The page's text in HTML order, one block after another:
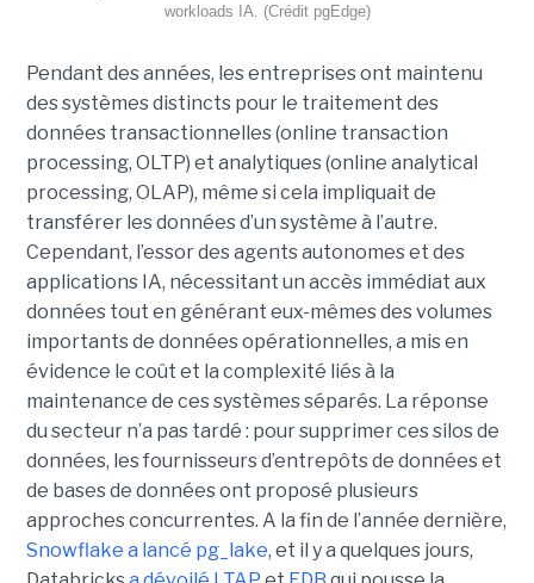
workloads IA. (Crédit pgEdge)
Pendant des années, les entreprises ont maintenu
des systèmes distincts pour le traitement des
données transactionnelles (online transaction
processing, OLTP) et analytiques (online analytical
processing, OLAP), même si cela impliquait de
transférer les données d’un système à l’autre.
Cependant, l’essor des agents autonomes et des
applications IA, nécessitant un accès immédiat aux
données tout en générant eux-mêmes des volumes
importants de données opérationnelles, a mis en
évidence le coût et la complexité liés à la
maintenance de ces systèmes séparés. La réponse
du secteur n’a pas tardé : pour supprimer ces silos de
données, les fournisseurs d’entrepôts de données et
de bases de données ont proposé plusieurs
approches concurrentes. A la fin de l’année dernière,
Snowflake a lancé pg_lake, et il y a quelques jours,